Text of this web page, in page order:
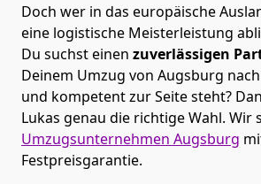
Doch wer in das europäische
eine logistische Meisterleistung
Du suchst einen zuverlässigen
Deinem Umzug von Augsburg
und kompetent zur Seite steht?
Lukas genau die richtige Wahl. Wir
Umzugsunternehmen Augsburg
Festpreisgarantie.